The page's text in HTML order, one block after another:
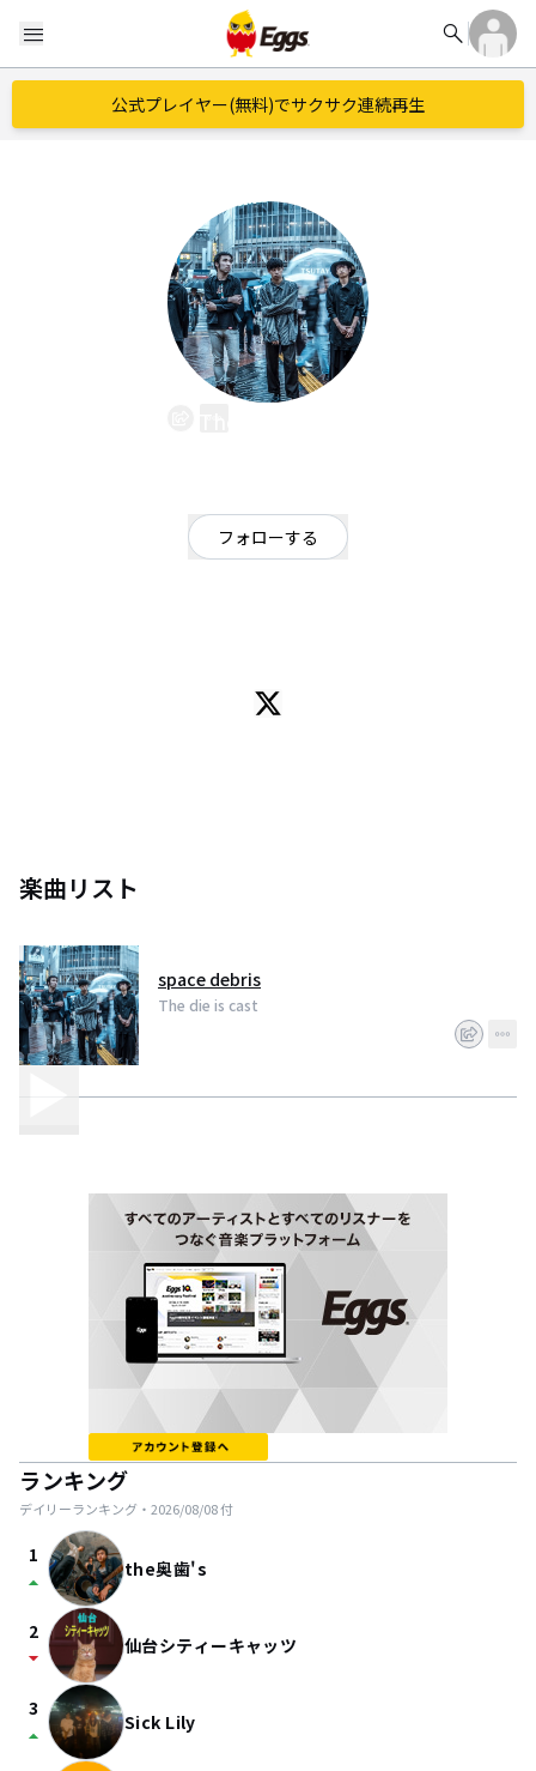
menu search
公式プレイヤー(無料)でサクサク連続再生
フォローする
Gt 末原雄大
楽曲リスト
space debris
The die is cast
ランキング
デイリーランキング・ 2026/08/08付
1
arrow_drop_up the奥歯's
2
arrow_drop_down 仙台シティーキャッツ
3
arrow_drop_up Sick Lily